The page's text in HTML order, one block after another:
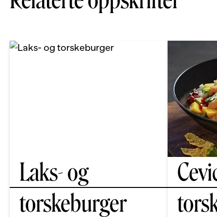
Laks- og
torskeburger